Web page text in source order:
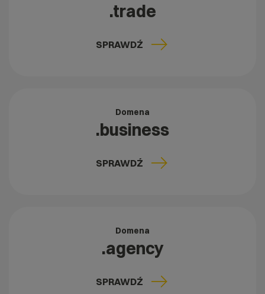
.trade
SPRAWDŹ
Domena
.business
SPRAWDŹ
Domena
.agency
SPRAWDŹ